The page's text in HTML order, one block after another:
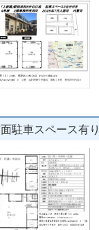
駐車スペース有